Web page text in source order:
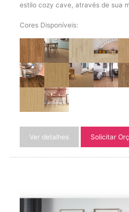
estilo cozy cave, através de sua
Cores Disponíveis:
Ver detalhes Solicitar